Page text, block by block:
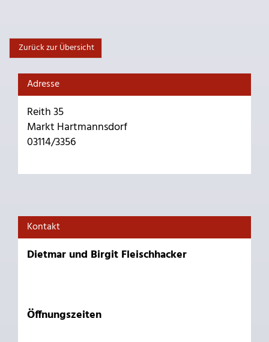
Zurück zur Übersicht
Adresse
Reith 35
Markt Hartmannsdorf
03114/3356
Kontakt
Dietmar und Birgit Fleischhacker
Öffnungszeiten